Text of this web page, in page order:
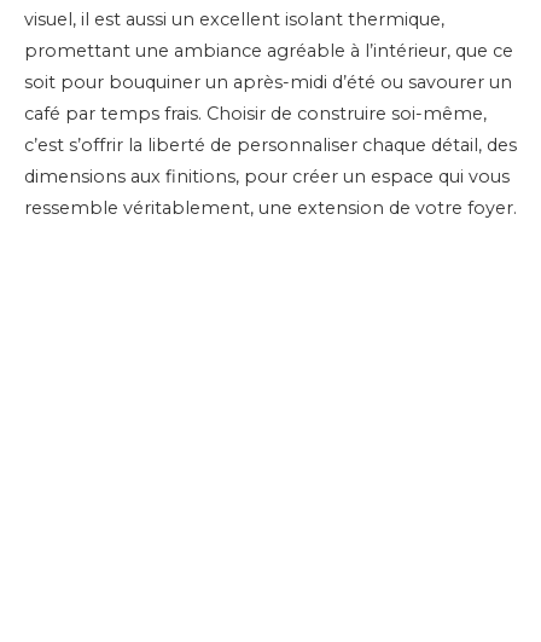
visuel, il est aussi un excellent isolant thermique,
promettant une ambiance agréable à l’intérieur, que ce
soit pour bouquiner un après-midi d’été ou savourer un
café par temps frais. Choisir de construire soi-même,
c’est s’offrir la liberté de personnaliser chaque détail, des
dimensions aux finitions, pour créer un espace qui vous
ressemble véritablement, une extension de votre foyer.